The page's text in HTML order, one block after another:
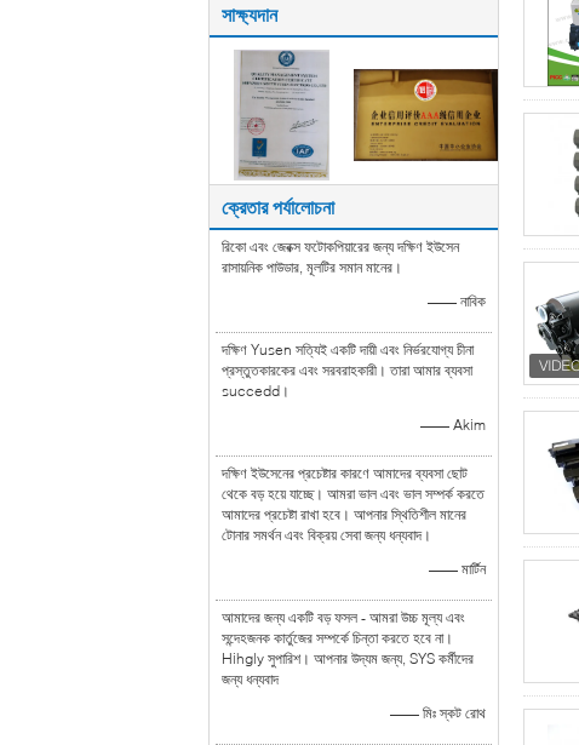
সাক্ষ্যদান
ক্রেতার পর্যালোচনা
রিকো এবং জেরক্স ফটোকপিয়ারের জন্য দক্ষিণ ইউসেন
রাসায়নিক পাউডার, মূলটির সমান মানের।
—— নাবিক
দক্ষিণ Yusen সত্যিই একটি দায়ী এবং নির্ভরযোগ্য চীনা
প্রস্তুতকারকের এবং সরবরাহকারী। তারা আমার ব্যবসা
succedd।
—— Akim
দক্ষিণ ইউসেনের প্রচেষ্টার কারণে আমাদের ব্যবসা ছোট
থেকে বড় হয়ে যাচ্ছে। আমরা ভাল এবং ভাল সম্পর্ক করতে
আমাদের প্রচেষ্টা রাখা হবে। আপনার স্থিতিশীল মানের
টোনার সমর্থন এবং বিক্রয় সেবা জন্য ধন্যবাদ।
—— মার্টিন
আমাদের জন্য একটি বড় ফসল - আমরা উচ্চ মূল্য এবং
সন্দেহজনক কার্তুজের সম্পর্কে চিন্তা করতে হবে না।
Hihgly সুপারিশ। আপনার উদ্যম জন্য, SYS কর্মীদের
জন্য ধন্যবাদ
—— মিঃ স্কট রোথ